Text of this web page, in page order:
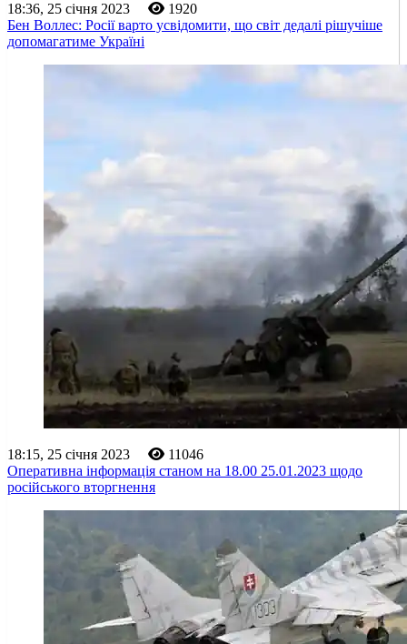
18:36, 25 січня 2023
1920
Бен Воллес: Росії варто усвідомити, що світ дедалі рішучіше
допомагатиме Україні
18:15, 25 січня 2023
11046
Оперативна інформація станом на 18.00 25.01.2023 щодо
російського вторгнення